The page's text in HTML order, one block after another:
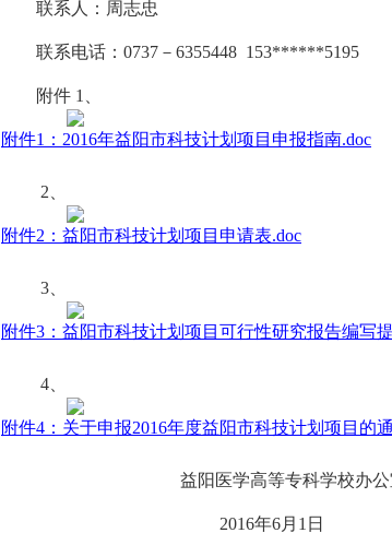
联系人：周志忠
联系电话：0737－6355448 153******5195
附件 1、
附件1：2016年益阳市科技计划项目申报指南.doc
2、
附件2：益阳市科技计划项目申请表.doc
3、
附件3：益阳市科技计划项目可行性研究报告编写
4、
附件4：关于申报2016年度益阳市科技计划项目的
益阳医学高等专科学校办公
2016年6月1日